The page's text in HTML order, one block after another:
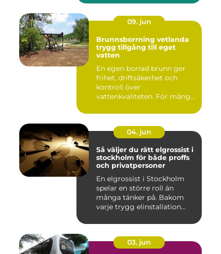
09. jun
Brunnsborrning vetlanda
trygg tillgång till eget
vatten
En egen borrad brunn ger
frihet, driftsäkerhet och
kontroll över
vattenkvaliteten. För många
04. jun
Så väljer du rätt elgrossist i
stockholm för både proffs
och privatpersoner
En elgrossist i Stockholm
spelar en större roll än
många tänker på. Bakom
varje trygg elinstallation...
03. jun